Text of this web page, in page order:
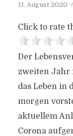
11. August 2020
Click to rate
Der
zweiten Jahr
das Leben in
morgen
aktuellem
Corona